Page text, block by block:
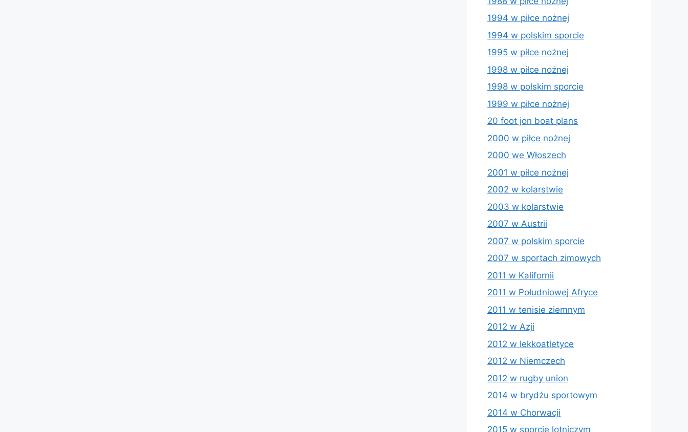
1994 w piłce nożnej
1994 w polskim sporcie
1995 w piłce nożnej
1998 w piłce nożnej
1998 w polskim sporcie
1999 w piłce nożnej
20 foot jon boat plans
2000 w piłce nożnej
2000 we Włoszech
2001 w piłce nożnej
2002 w kolarstwie
2003 w kolarstwie
2007 w Austrii
2007 w polskim sporcie
2007 w sportach zimowych
2011 w Kalifornii
2011 w Południowej Afryce
2011 w tenisie ziemnym
2012 w Azji
2012 w lekkoatletyce
2012 w Niemczech
2012 w rugby union
2014 w brydżu sportowym
2014 w Chorwacji
2015 w sporcie lotniczym